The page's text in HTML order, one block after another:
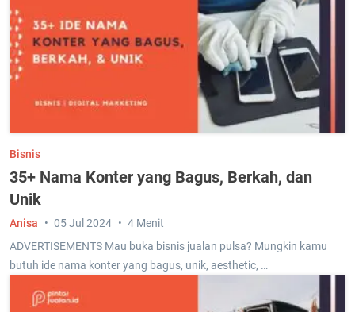
Bisnis
35+ Nama Konter yang Bagus, Berkah, dan
Unik
ADVERTISEMENTS Mau buka bisnis jualan pulsa? Mungkin kamu
butuh ide nama konter yang bagus, unik, aesthetic, …
Anisa 05 Jul 2024 4 Menit